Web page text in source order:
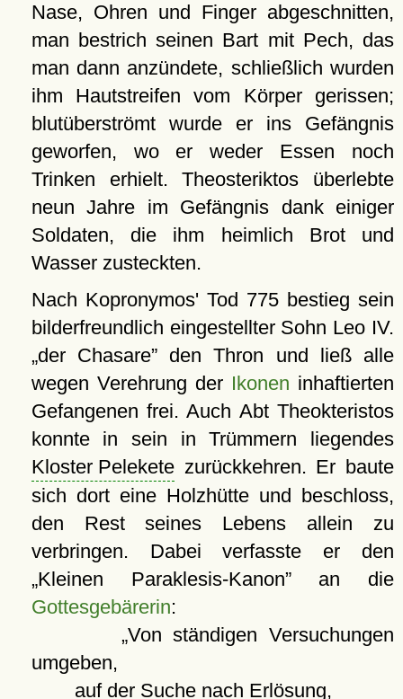
Nase, Ohren und Finger abgeschnitten,
man bestrich seinen Bart mit Pech, das
man dann anzündete, schließlich wurden
ihm Hautstreifen vom Körper gerissen;
blutüberströmt wurde er ins Gefängnis
geworfen, wo er weder Essen noch
Trinken erhielt. Theosteriktos überlebte
neun Jahre im Gefängnis dank einiger
Soldaten, die ihm heimlich Brot und
Wasser zusteckten.
Nach Kopronymos' Tod 775 bestieg sein
bilderfreundlich eingestellter Sohn Leo IV.
der Chasare
den Thron und ließ alle
wegen Verehrung der Ikonen inhaftierten
Gefangenen frei. Auch Abt Theokteristos
konnte in sein in Trümmern liegendes
Kloster Peleketezurückkehren. Er baute
sich dort eine Holzhütte und beschloss,
den Rest seines Lebens allein zu
verbringen. Dabei verfasste er den
Kleinen Paraklesis-Kanon an die
Gottesgebärerin:
Von ständigen Versuchungen
umgeben,
auf der Suche nach Erlösung,